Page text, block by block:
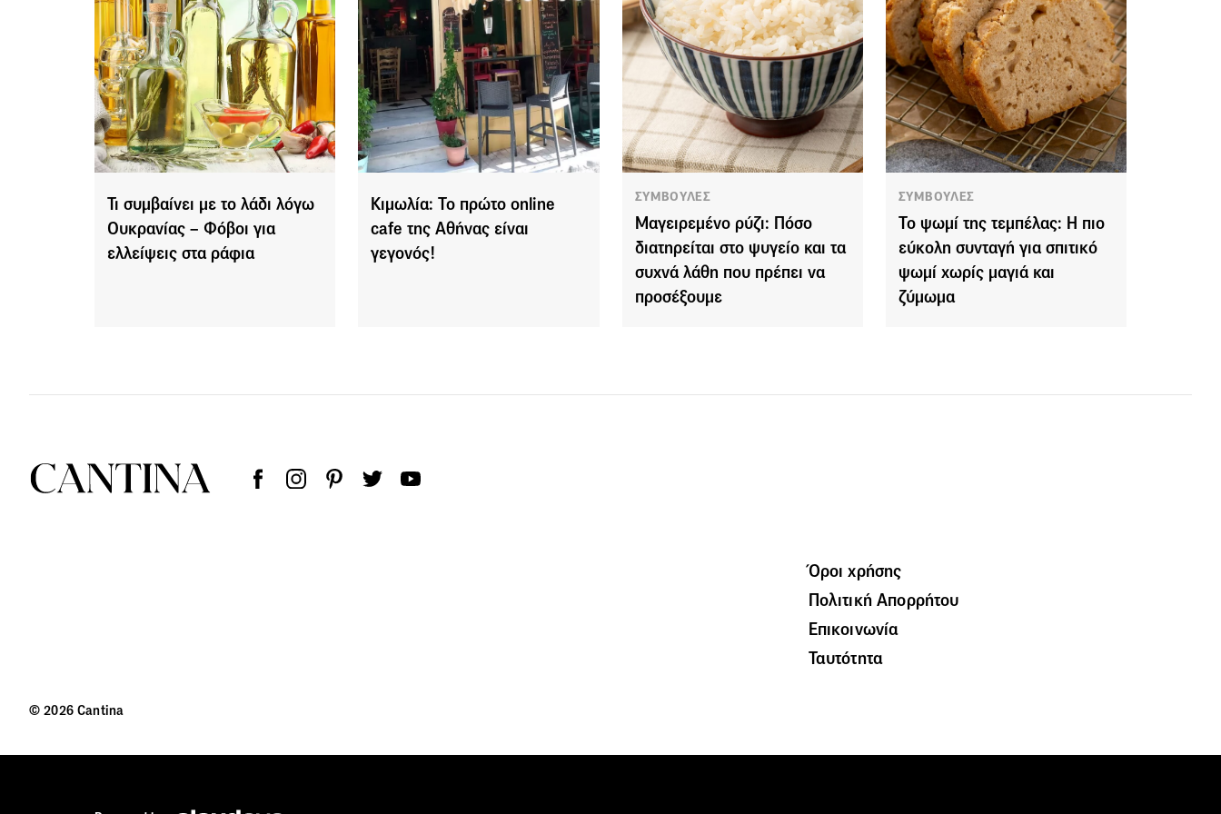
Τι συμβαίνει με το λάδι λόγω
Ουκρανίας – Φόβοι για
ελλείψεις στα ράφια
Κιμωλία: Το πρώτο online
cafe της Αθήνας είναι
γεγονός!
ΣΥΜΒΟΥΛΕΣ
Μαγειρεμένο ρύζι: Πόσο
διατηρείται στο ψυγείο και τα
συχνά λάθη που πρέπει να
προσέξουμε
ΣΥΜΒΟΥΛΕΣ
Το ψωμί της τεμπέλας: Η πιο
εύκολη συνταγή για σπιτικό
ψωμί χωρίς μαγιά και
ζύμωμα
Όροι χρήσης
Πολιτική Απορρήτου
Επικοινωνία
Ταυτότητα
© 2026 Cantina